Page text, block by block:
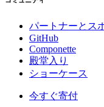
パートナーとス
GitHub
Componette
殿堂入り
ショーケース
今すぐ寄付